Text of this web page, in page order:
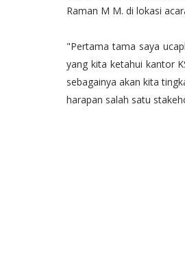
Raman M M. di lokasi
"Pertama tama saya
yang kita ketahui kantor
sebagainya akan kita
harapan salah satu